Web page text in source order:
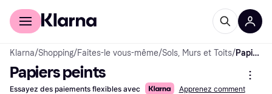
Acheter avec Klarna
Klarna/Shopping/Faites-le vous-même/Sols, Murs et Toits/ Papiers peints
Papiers peints
Essayez des paiements flexibles avec Apprenez comment